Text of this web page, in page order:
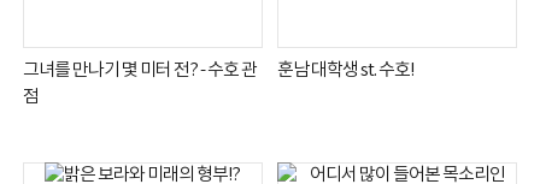
그녀를 만나기 몇 미터 전? - 수호 관
점
훈남 대학생 st. 수호!